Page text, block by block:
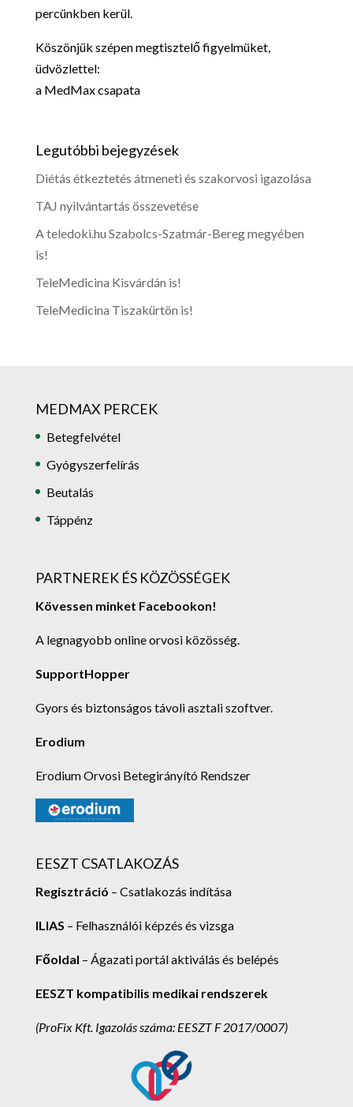
percünkben kerül.
Köszönjük szépen megtisztelő figyelmüket,
üdvözlettel:
a MedMax csapata
Legutóbbi bejegyzések
Diétás étkeztetés átmeneti és szakorvosi igazolása
TAJ nyilvántartás összevetése
A teledoki.hu Szabolcs-Szatmár-Bereg megyében
is!
TeleMedicina Kisvárdán is!
TeleMedicina Tiszakürtön is!
MEDMAX PERCEK
Betegfelvétel
Gyógyszerfelírás
Beutalás
Táppénz
PARTNEREK ÉS KÖZÖSSÉGEK
Kövessen minket Facebookon!
A legnagyobb online orvosi közösség.
SupportHopper
Gyors és biztonságos távoli asztali szoftver.
Erodium
Erodium Orvosi Betegirányító Rendszer
EESZT CSATLAKOZÁS
Regisztráció – Csatlakozás indítása
ILIAS – Felhasználói képzés és vizsga
Főoldal – Ágazati portál aktiválás és belépés
EESZT kompatibilis medikai rendszerek
(ProFix Kft. Igazolás száma: EESZT F 2017/0007)